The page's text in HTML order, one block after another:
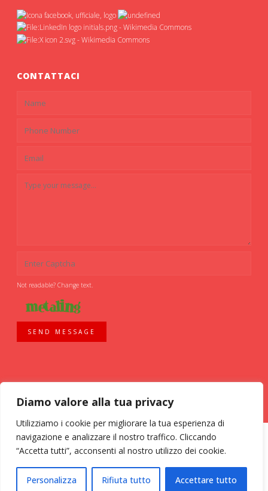
Diamo valore alla tua privacy
Utilizziamo i cookie per migliorare la tua esperienza di
navigazione e analizzare il nostro traffico. Cliccando
“Accetta tutti”, acconsenti al nostro utilizzo dei cookie.
Personalizza Rifiuta tutto Accettare tutto
CONTATTACI
Not readable? Change text.
SEND MESSAGE
ASSOCIAZIONE VOLONTARI ITALIANI SANGUE - AVIS COMUNALE MILANO -